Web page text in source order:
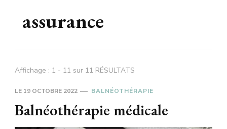
assurance
Affichage : 1 - 11 sur 11 RÉSULTATS
LE 19 OCTOBRE 2022 BALNÉOTHÉRAPIE
Balnéothérapie médicale